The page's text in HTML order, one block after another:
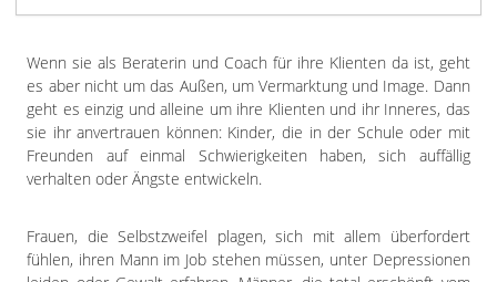
Wenn sie als Beraterin und Coach für ihre Klienten da ist, geht
es aber nicht um das Außen, um Vermarktung und Image. Dann
geht es einzig und alleine um ihre Klienten und ihr Inneres, das
sie ihr anvertrauen können: Kinder, die in der Schule oder mit
Freunden auf einmal Schwierigkeiten haben, sich auffällig
verhalten oder Ängste entwickeln.
Frauen, die Selbstzweifel plagen, sich mit allem überfordert
fühlen, ihren Mann im Job stehen müssen, unter Depressionen